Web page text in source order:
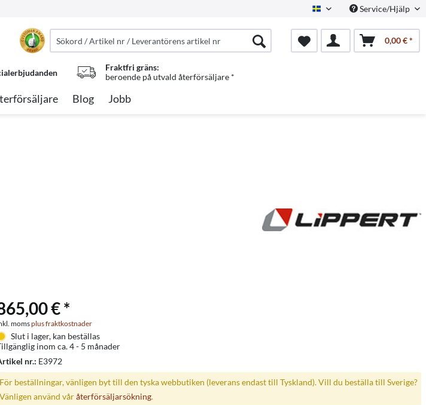
Swedish Service/Hjälp
0,00 € *
Fraktfri gräns:
beroende på utvald återförsäljare *
Blog Jobb
€ *
momsplus fraktkostnader
Slut i lager, kan beställas
inom ca. 4 - 5 månader
nr.: E3972
För beställningar, vänligen byt till den tyska webbutiken (leverans endast till Tyskland). Vill du beställa till Sverige?
Vänligen använd våråterförsäljarsökning.